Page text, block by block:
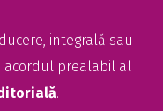
integrală sau
acordul prealabil al
.